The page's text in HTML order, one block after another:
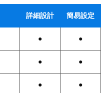
詳細設計 簡易設定
● ●
● ●
● ●